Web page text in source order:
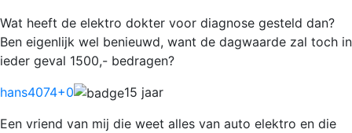
Wat heeft de elektro dokter voor diagnose gesteld dan?
Ben eigenlijk wel benieuwd, want de dagwaarde zal toch in
ieder geval 1500,- bedragen?
hans4074+0
15 jaar
Een vriend van mij die weet alles van auto elektro en die